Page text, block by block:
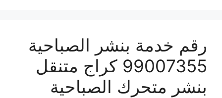
رقم خدمة بنشر الصباحية
99007355 كراج متنقل
بنشر متحرك الصباحية